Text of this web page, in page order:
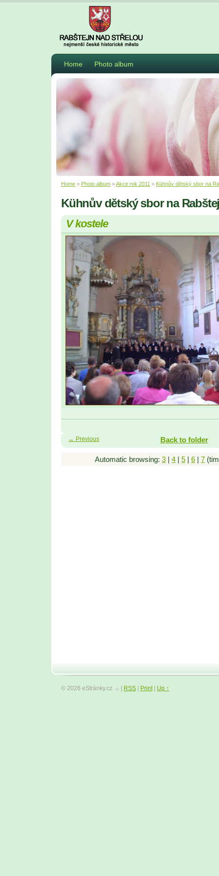
Home Photo album
Home » Photo album »Akce rok 2011 » Kühnův dětský sbor na
Kühnův dětský sbor na
V kostele
← Previous Back to folder
Automatic browsing: 3 | 4 | 5 | 6 | 7
© 2026 eStránky.cz RSS Print| Up ↑